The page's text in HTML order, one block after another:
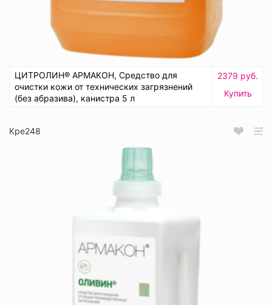
ЦИТРОЛИН® АРМАКОН, Средство для
очистки кожи от технических загрязнений
(без абразива), канистра 5 л
2379 руб.
Купить
Кре248